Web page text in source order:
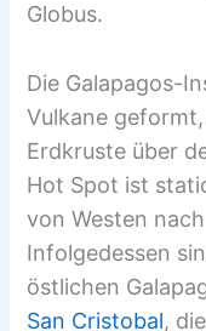
Globus.
Die Galapagos-
Vulkane
Erdkruste über
Hot Spot ist
von Westen
Infolgedessen
östlichen
San Cristobal,